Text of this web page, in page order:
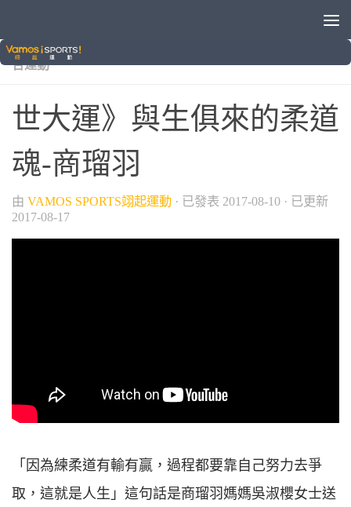
2017臺北世大運
合運動
世大運》與生俱來的柔道
魂-商瑠羽
由 VAMOS SPORTS翊起運動 · 已發表 2017-08-10 · 已更新
2017-08-17
「因為練柔道有輸有贏，過程都要靠自己努力去爭
取，這就是人生」這句話是商瑠羽媽媽吳淑櫻女士送